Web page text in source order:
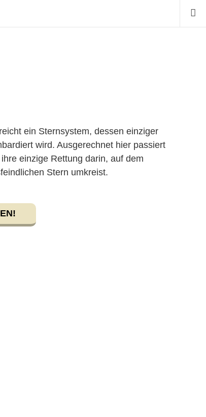
ein Sternsystem, dessen einziger
wird. Ausgerechnet hier passiert
einzige Rettung darin, auf dem
Stern umkreist.